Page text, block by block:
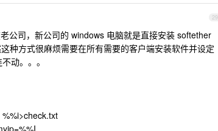
29
公司，新公司的 windows 电脑就是直接安装 softether
种方式很麻烦需要在所有需要的客户端安装软件并设定
动。。。